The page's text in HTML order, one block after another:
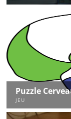
Puzzle
JEU